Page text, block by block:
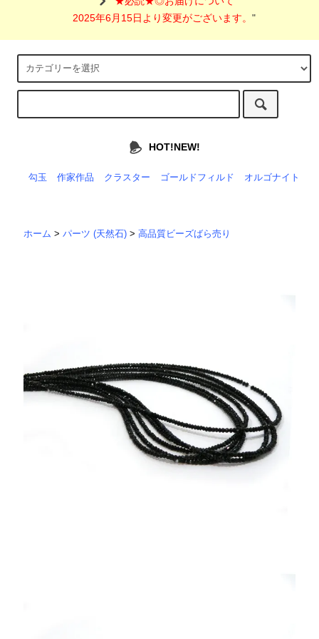
2025年6月15日より変更がございます。"
HOT!NEW!
勾玉 作家作品 クラスター ゴールドフィルド オルゴナイト
ホーム >パーツ (天然石) >高品質ビーズばら売り